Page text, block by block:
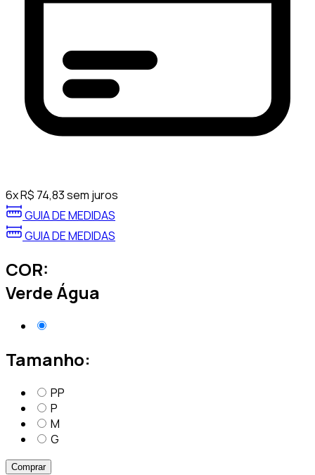
6xR$ 74,83sem juros
GUIA DE MEDIDAS
GUIA DE MEDIDAS
COR:
Verde Água
Tamanho:
PP
P
M
G
Comprar